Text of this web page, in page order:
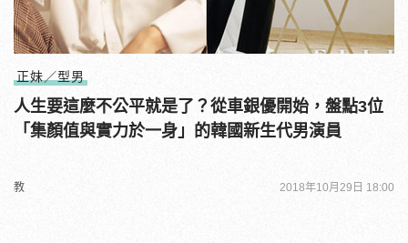
正妹／型男
人生要這麼不公平就是了？從車銀優開始，盤點3位
「集顏值與實力於一身」的韓國新生代男演員
教 2018年10月29日 18:00